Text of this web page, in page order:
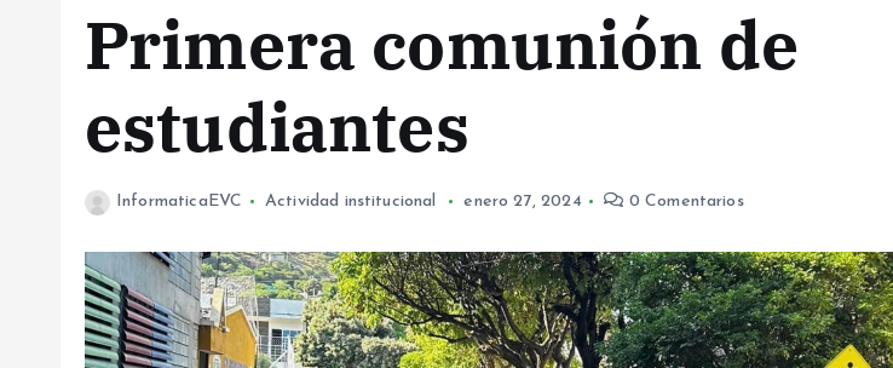
Primera comunión de
estudiantes
InformaticaEVC Actividad institucional enero 27, 2024 0 Comentarios